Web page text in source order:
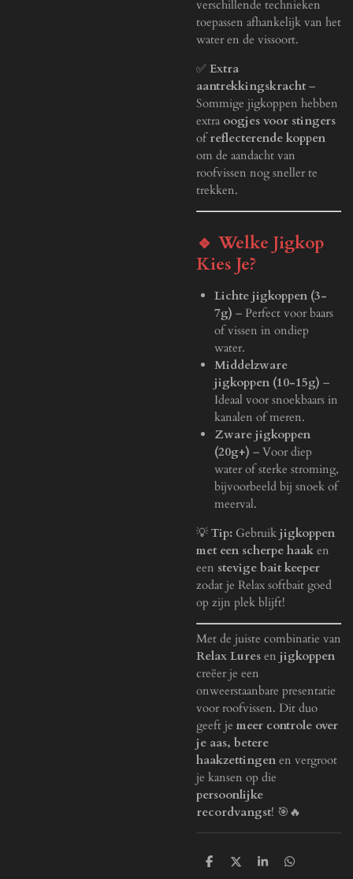
verschillende technieken
toepassen afhankelijk van het
water en de vissoort.
✅ Extra
aantrekkingskracht –
Sommige jigkoppen hebben
extra oogjes voor stingers
ofreflecterende koppen
om de aandacht van
roofvissen nog sneller te
trekken.
🔹 Welke Jigkop
Kies Je?
Lichte jigkoppen (3-
7g) – Perfect voor baars
of vissen in ondiep
water.
Middelzware
jigkoppen (10-15g) –
Ideaal voor snoekbaars in
kanalen of meren.
Zware jigkoppen
(20g+) – Voor diep
water of sterke stroming,
bijvoorbeeld bij snoek of
meerval.
💡 Tip: Gebruik jigkoppen
met een scherpe haak en
een stevige bait keeper
zodat je Relax softbait goed
op zijn plek blijft!
Met de juiste combinatie van
Relax Lures en jigkoppen
creëer je een
onweerstaanbare presentatie
voor roofvissen. Dit duo
geeft je meer controle over
je aas, betere
haakzettingen en vergroot
je kansen op die
persoonlijke
recordvangst! 🎯🔥
D
D
S
D